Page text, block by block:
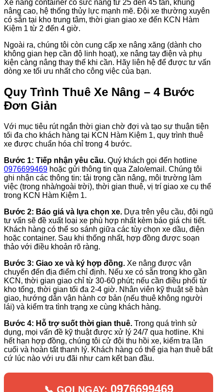
Xe nâng container có sức nâng từ 25 đến 45 tấn, khung
nâng cao, hệ thống thủy lực mạnh mẽ. Đội xe thường xuyên
có sẵn tại kho trung tâm, thời gian giao xe đến KCN Hàm
Kiệm 1 từ 2 đến 4 giờ.
Ngoài ra, chúng tôi còn cung cấp xe nâng xăng (dành cho
không gian hẹp cần độ linh hoạt), xe nâng tay điện và phụ
kiện càng nâng thay thế khi cần. Hãy liên hệ để được tư vấn
dòng xe tối ưu nhất cho công việc của bạn.
Quy Trình Thuê Xe Nâng – 4 Bước
Đơn Giản
Với mục tiêu rút ngắn thời gian chờ đợi và tạo sự thuận tiện
tối đa cho khách hàng tại KCN Hàm Kiệm 1, quy trình thuê
xe được chuẩn hóa chỉ trong 4 bước.
Bước 1: Tiếp nhận yêu cầu. Quý khách gọi đến hotline
0976699469 hoặc gửi thông tin qua Zalo/email. Chúng tôi
ghi nhận các thông tin: tải trọng cần nâng, môi trường làm
việc (trong nhà/ngoài trời), thời gian thuê, vị trí giao xe cụ thể
trong KCN Hàm Kiệm 1.
Bước 2: Báo giá và lựa chọn xe. Dựa trên yêu cầu, đội ngũ
tư vấn sẽ đề xuất loại xe phù hợp nhất kèm báo giá chi tiết.
Khách hàng có thể so sánh giữa các tùy chọn xe dầu, điện
hoặc container. Sau khi thống nhất, hợp đồng được soạn
thảo với điều khoản rõ ràng.
Bước 3: Giao xe và ký hợp đồng. Xe nâng được vận
chuyển đến địa điểm chỉ định. Nếu xe có sẵn trong kho gần
KCN, thời gian giao chỉ từ 30-60 phút; nếu cần điều phối từ
kho tổng, thời gian tối đa 2-4 giờ. Nhân viên kỹ thuật sẽ bàn
giao, hướng dẫn vận hành cơ bản (nếu thuê không người
lái) và kiểm tra tình trạng xe cùng khách hàng.
Bước 4: Hỗ trợ suốt thời gian thuê. Trong quá trình sử
dụng, mọi vấn đề kỹ thuật được xử lý 24/7 qua hotline. Khi
hết hạn hợp đồng, chúng tôi cử đội thu hồi xe, kiểm tra lần
cuối và hoàn tất thanh lý. Khách hàng có thể gia hạn thuê bất
cứ lúc nào với ưu đãi như cam kết ban đầu.
📞 GỌI NGAY: 0976699469